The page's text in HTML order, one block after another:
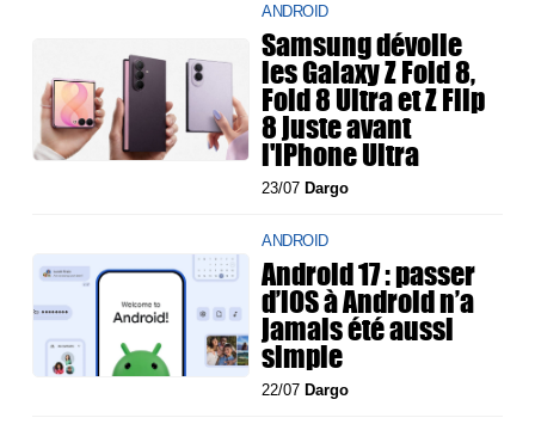
ANDROID
Samsung dévoile
les Galaxy Z Fold 8,
Fold 8 Ultra et Z Flip
8 juste avant
l'iPhone Ultra
23/07 Dargo
ANDROID
Android 17 : passer
d’iOS à Android n’a
jamais été aussi
simple
22/07 Dargo